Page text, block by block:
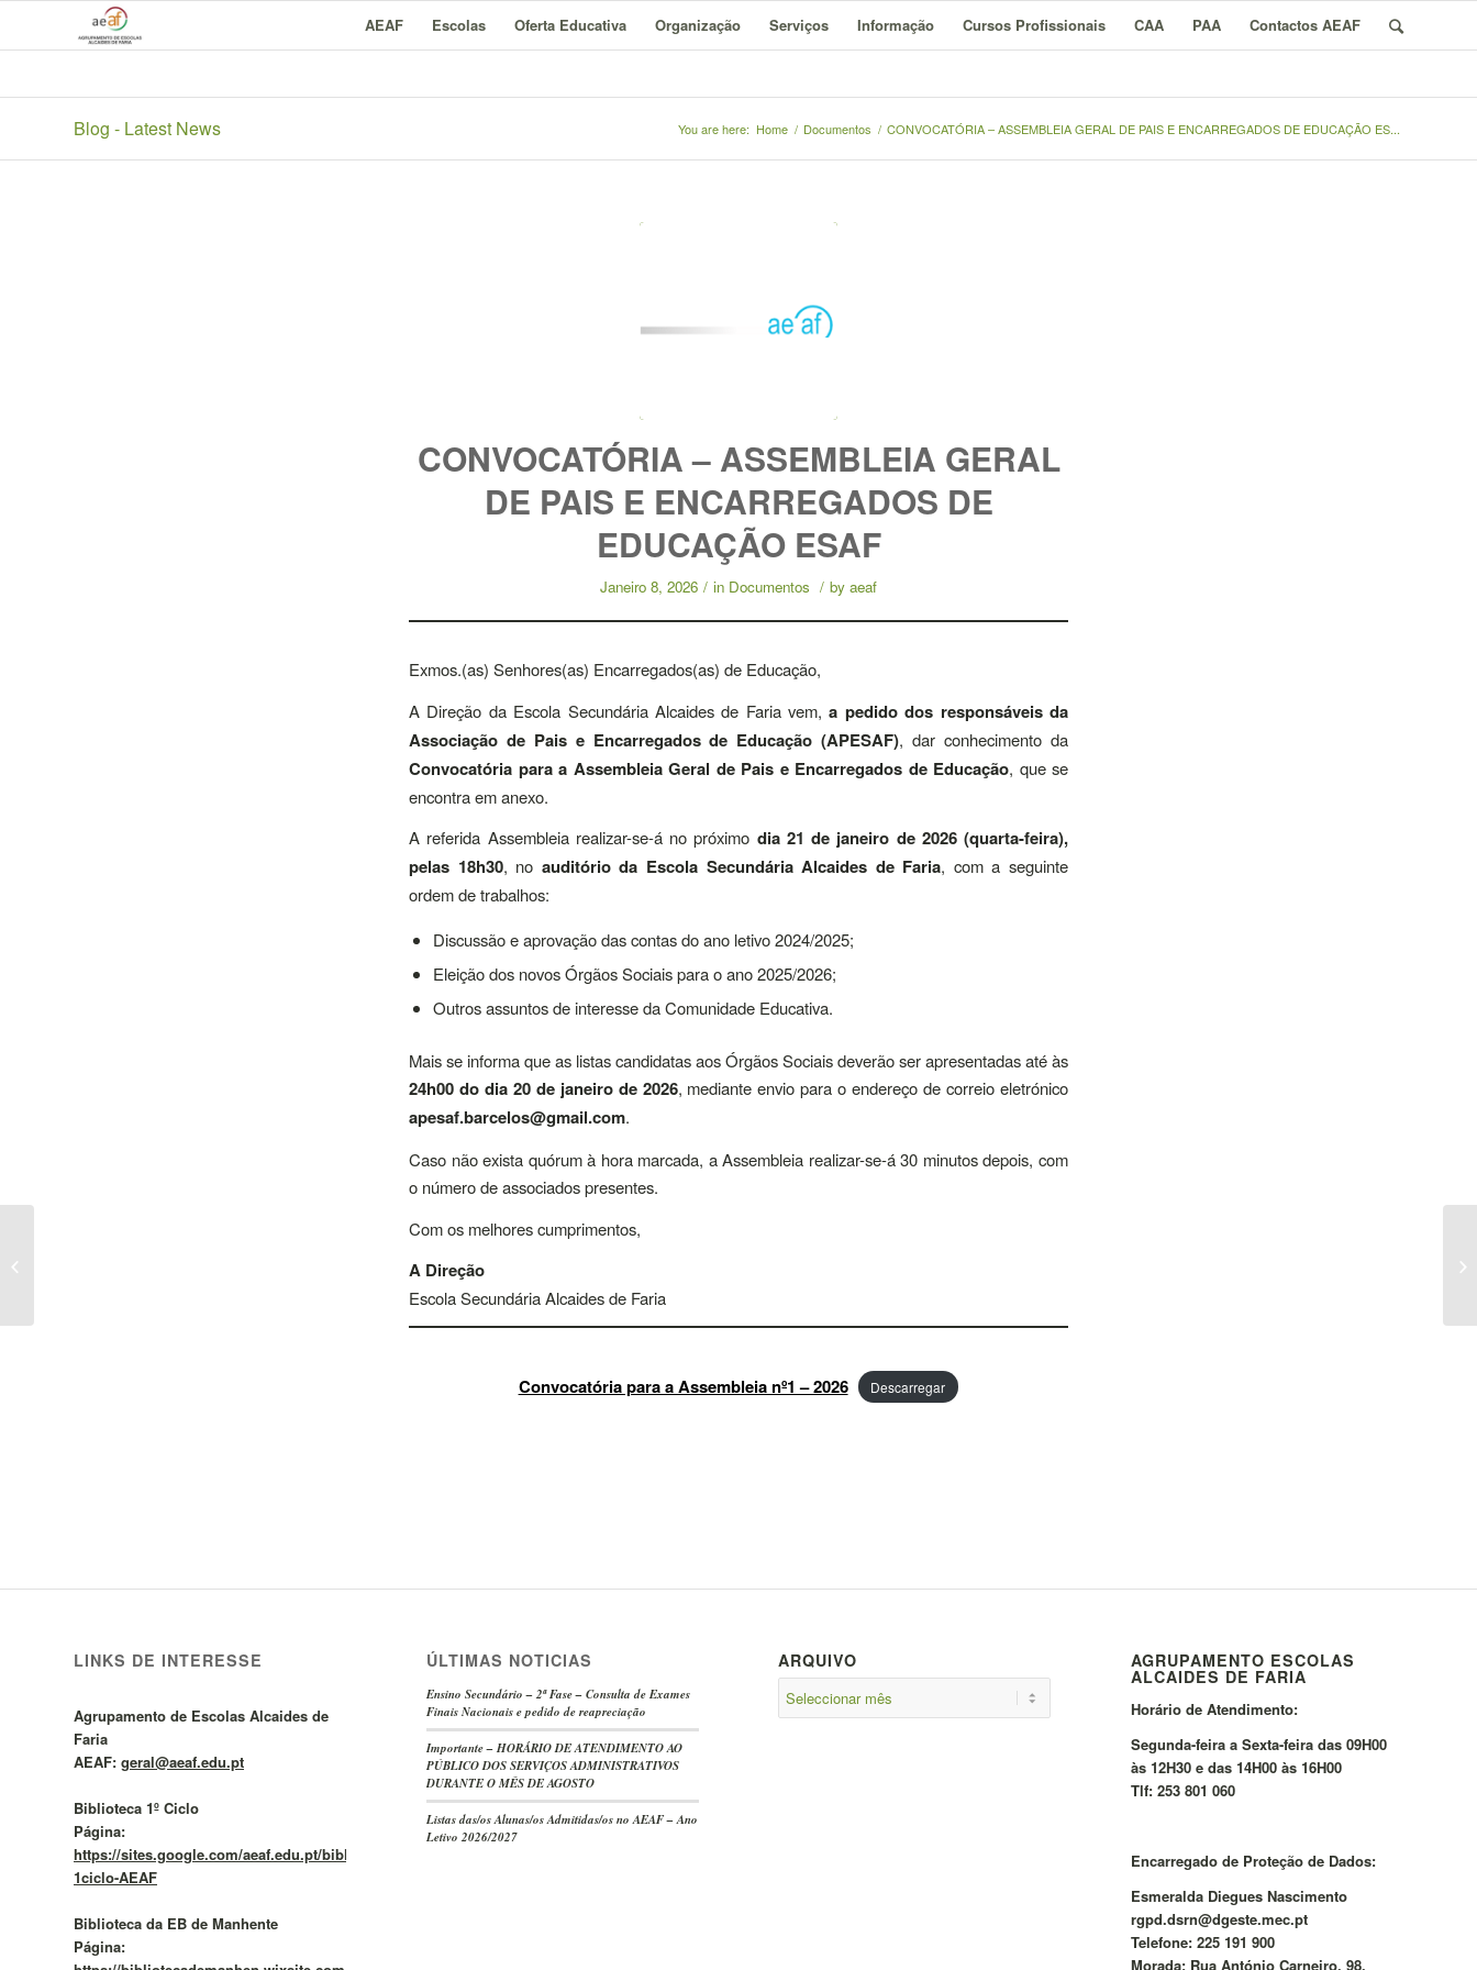
AEAF Escolas Oferta Educativa Organização Serviços Informação Cursos Profissionais CAA PAA Contactos AEAF
Blog - Latest News You are here: Home / Documentos / CONVOCATÓRIA – ASSEMBLEIA GERAL DE PAIS E ENCARREGADOS DE EDUCAÇÃO ES...
CONVOCATÓRIA – ASSEMBLEIA GERAL
DE PAIS E ENCARREGADOS DE
EDUCAÇÃO ESAF
Janeiro 8, 2026 / in Documentos / by aeaf
Exmos.(as) Senhores(as) Encarregados(as) de Educação,
A Direção da Escola Secundária Alcaides de Faria vem,a pedido dos responsáveis da
Associação de Pais e Encarregados de Educação (APESAF), dar conhecimento da
Convocatória para a Assembleia Geral de Pais e Encarregados de Educação, que se
encontra em anexo.
A referida Assembleia realizar-se-á no próximo dia 21 de janeiro de 2026 (quarta-feira),
pelas 18h30, no auditório da Escola Secundária Alcaides de Faria, com a seguinte
ordem de trabalhos:
Discussão e aprovação das contas do ano letivo 2024/2025;
Eleição dos novos Órgãos Sociais para o ano 2025/2026;
Outros assuntos de interesse da Comunidade Educativa.
Mais se informa que as listas candidatas aos Órgãos Sociais deverão ser apresentadas até às
24h00 do dia 20 de janeiro de 2026, mediante envio para o endereço de correio eletrónico
apesaf.barcelos@gmail.com.
Caso não exista quórum à hora marcada, a Assembleia realizar-se-á 30 minutos depois, com
o número de associados presentes.
Com os melhores cumprimentos,
A Direção
Escola Secundária Alcaides de Faria
Convocatória para a Assembleia nº1 – 2026 Descarregar
LINKS DE INTERESSE
Agrupamento de Escolas Alcaides de
Faria
AEAF: geral@aeaf.edu.pt
Biblioteca 1º Ciclo
Página:
https://sites.google.com/aeaf.edu.pt/bibliotecas1cicloaeaf/BE-
1ciclo-AEAF
Biblioteca da EB de Manhente
Página:
ÚLTIMAS NOTICIAS
Ensino Secundário – 2ª Fase – Consulta de Exames
Finais Nacionais e pedido de reapreciação
Importante – HORÁRIO DE ATENDIMENTO AO
PÚBLICO DOS SERVIÇOS ADMINISTRATIVOS
DURANTE O MÊS DE AGOSTO
Listas das/os Alunas/os Admitidas/os no AEAF – Ano
Letivo 2026/2027
ARQUIVO AGRUPAMENTO ESCOLAS
ALCAIDES DE FARIA
Horário de Atendimento:
Segunda-feira a Sexta-feira das 09H00
às 12H30 e das 14H00 às 16H00
Tlf: 253 801 060
Encarregado de Proteção de Dados:
Esmeralda Diegues Nascimento
rgpd.dsrn@dgeste.mec.pt
Telefone: 225 191 900
Morada: Rua António Carneiro, 98,